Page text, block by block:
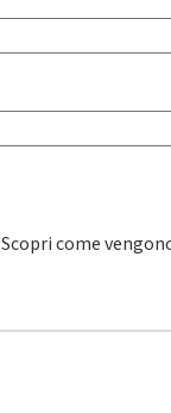
Scopri come